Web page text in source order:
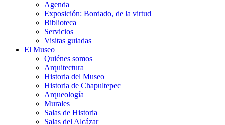
Agenda
Exposición: Bordado, de la virtud
Biblioteca
Servicios
Visitas guiadas
El Museo
Quiénes somos
Arquitectura
Historia del Museo
Historia de Chapultepec
Arqueología
Murales
Salas de Historia
Salas del Alcázar